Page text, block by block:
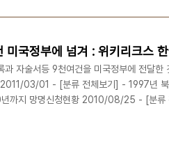
자술서등 9천여건을 미국정부에 전달한
2011/03/01 - [분류 전체보기] - 1997년
까지 망명신청현황 2010/08/25 - [분류
금증서등 2010/12/12 - [위키리크스] - 위